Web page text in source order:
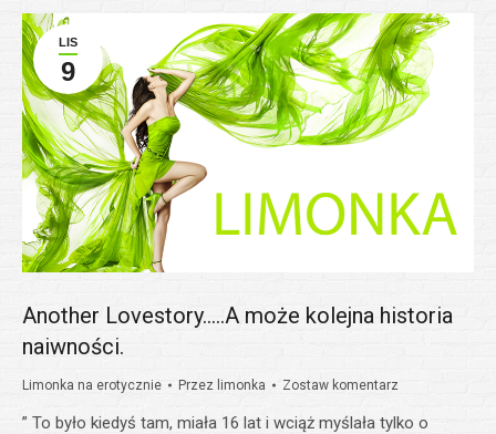
LIS
9
Another Lovestory…..A może kolejna historia
naiwności.
Limonka na erotycznie Przez limonka Zostaw komentarz
” To było kiedyś tam, miała 16 lat i wciąż myślała tylko o